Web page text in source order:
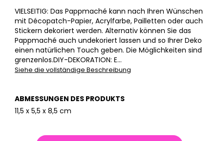
VIELSEITIG: Das Pappmaché kann nach Ihren Wünschen
mit Décopatch-Papier, Acrylfarbe, Pailletten oder auch
Stickern dekoriert werden. Alternativ können Sie das
Pappmaché auch undekoriert lassen und so Ihrer Deko
einen natürlichen Touch geben. Die Möglichkeiten sind
grenzenlos.DIY-DEKORATION: E...
Siehe die vollständige Beschreibung
ABMESSUNGEN DES PRODUKTS
11,5 x 5,5 x 8,5 cm